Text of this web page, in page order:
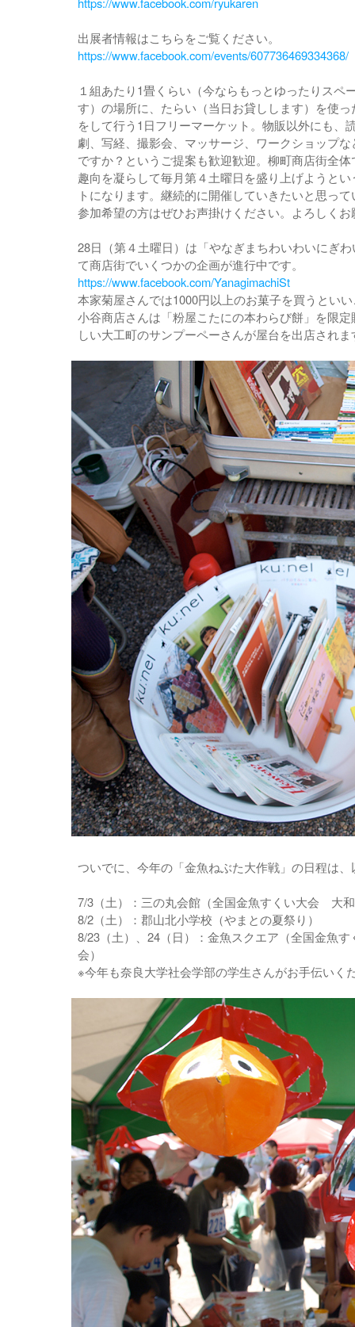
出展者情報はこちらをご覧ください。
https://www.facebook.com/events/607736469334368/
１組あたり1畳くらい（今ならもっとゆったりスペ
す）の場所に、たらい（当日お貸しします）を使
をして行う1日フリーマーケット。物販以外にも、
劇、写経、撮影会、マッサージ、ワークショップ
ですか？というご提案も歓迎歓迎。柳町商店街全
趣向を凝らして毎月第４土曜日を盛り上げようと
トになります。継続的に開催していきたいと思っ
参加希望の方はぜひお声掛けください。よろしく
28日（第４土曜日）は「やなぎまちわいわいにぎ
て商店街でいくつかの企画が進行中です。
https://www.facebook.com/YanagimachiSt
本家菊屋さんでは1000円以上のお菓子を買うとい
小谷商店さんは「粉屋こたにの本わらび餅」を限
しい大工町のサンプーペーさんが屋台を出店されま
ついでに、今年の「金魚ねぶた大作戦」の日程は
7/3（土）：三の丸会館（全国金魚すくい大会 大
8/2（土）：郡山北小学校（やまとの夏祭り）
8/23（土）、24（日）：金魚スクエア（全国金魚
会）
※今年も奈良大学社会学部の学生さんがお手伝いく